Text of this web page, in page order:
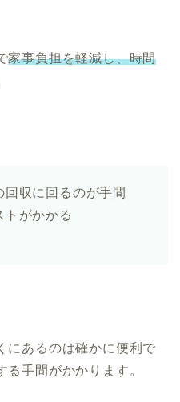
家事負担を軽減し、時間
回収に回るのが手間
トがかかる
にあるのは確かに便利で
手間がかかります。